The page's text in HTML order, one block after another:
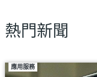
熱門新聞
應用服務